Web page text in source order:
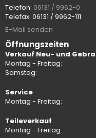
Telefon: 06131 / 9962-0
Telefax: 06131 / 9962-111
E-Mail senden
Öffnungszeiten
Verkauf Neu- und
Montag - Freitag:
Samstag:
Service
Montag - Freitag:
Teileverkauf
Montag - Freitag: